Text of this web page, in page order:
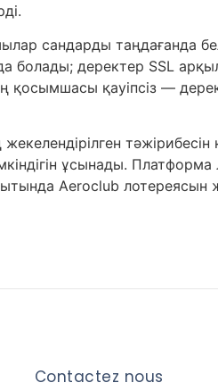
сандарды таңдағанда
болады; деректер SSL
қауіпсіз —
ұсынады.
Aeroclub
Contactez nous